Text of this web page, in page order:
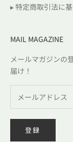
▸ 特定商取引法に
MAIL MAGAZINE
メールマガジンの
届け！
登録